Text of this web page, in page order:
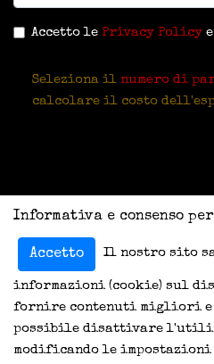
Accetto le Privacy Policy e
Seleziona il numero di
calcolare il costo
Informativa e consenso
Accetto Il nostro sito
informazioni (cookie) sul
fornire contenuti migliori
possibile disattivare
modificando le impostazioni